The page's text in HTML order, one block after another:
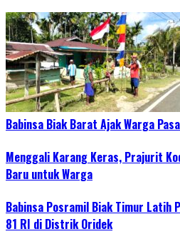
Babinsa Biak Barat Ajak Warga
Menggali Karang Keras, Prajurit
Baru untuk Warga
Babinsa Posramil Biak Timur Latih
81 RI di Distrik Oridek